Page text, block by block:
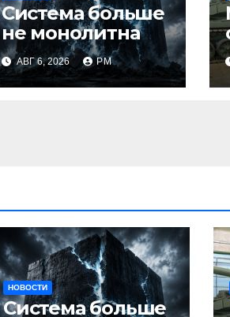
Система больше
не монолитна
АВГ 6, 2026 РМ
НОВОСТИ
Система больше